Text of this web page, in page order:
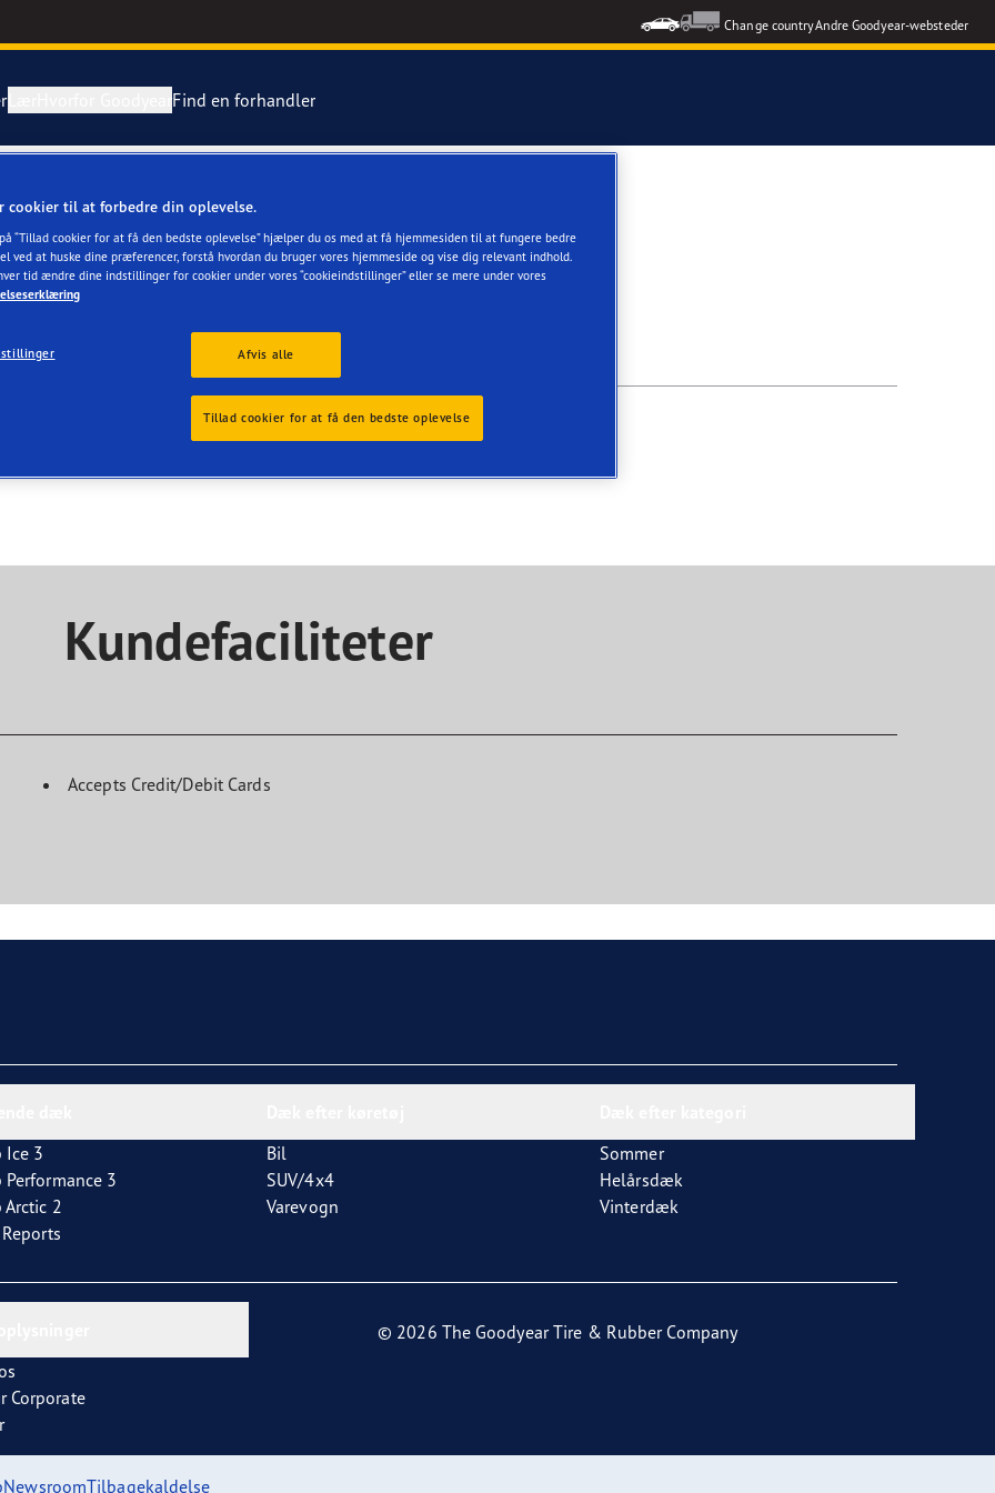
Change countryAndre Goodyear-websteder
Lær
af en punktering
Hvorfor Goodyear
F1 Asymmetric 6
Find en forhandler
Kundefaciliteter
Accepts Credit/Debit Cards
Ice 3
Performance 3
Arctic 2
Bil
SUV/4x4
Varevogn
Sommer
Helårsdæk
Vinterdæk
Corporate
© 2026 The Goodyear Tire & Rubber Company
NewsroomTilbagekaldelse
cookier til at forbedre din oplevelse.
“Tillad cookier for at få den bedste oplevelse” hjælper du os med at få hjemmesiden til at fungere bedre
ved at huske dine præferencer, forstå hvordan du bruger vores hjemmeside og vise dig relevant indhold.
tid ændre dine indstillinger for cookier under vores “cookieindstillinger” eller se mere under vores
Afvis alle
Tillad cookier for at få den bedste oplevelse